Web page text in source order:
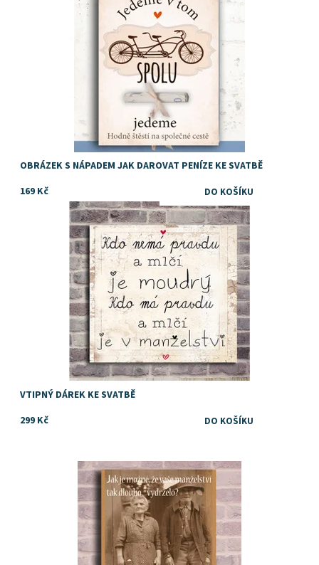
OBRÁZEK S NÁPADEM JAK DAROVAT PENÍZE KE SVATBĚ
169 Kč
tip na vtipný dárek ke svatě nebo k výročí svatby
Dostupnost:
Skladem
VTIPNÝ DÁREK KE SVATBĚ
299 Kč
Skladem